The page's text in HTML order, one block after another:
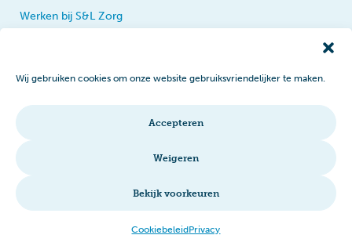
Wij gebruiken cookies om onze website gebruiksvriendelijker te maken.
Accepteren
Weigeren
Bekijk voorkeuren
CookiebeleidPrivacy
Werken bij S&L Zorg
Intranet
© 2026 S&L Zorg